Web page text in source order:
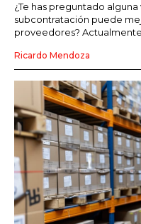
¿Te has preguntado
subcontratación puede
proveedores?
Ricardo Mendoza